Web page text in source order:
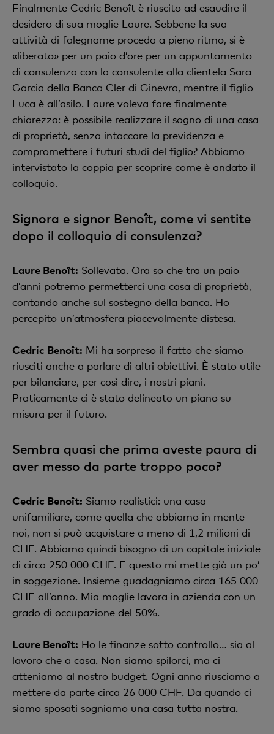
Finalmente Cedric Benoît è riuscito ad esaudire il
desidero di sua moglie Laure. Sebbene la sua
attività di falegname proceda a pieno ritmo, si è
«liberato» per un paio d’ore per un appuntamento
di consulenza con la consulente alla clientela Sara
Garcia della Banca Cler di Ginevra, mentre il figlio
Luca è all’asilo. Laure voleva fare finalmente
chiarezza: è possibile realizzare il sogno di una casa
di proprietà, senza intaccare la previdenza e
compromettere i futuri studi del figlio? Abbiamo
intervistato la coppia per scoprire come è andato il
colloquio.
Signora e signor Benoît, come vi sentite
dopo il colloquio di consulenza?
Laure Benoît: Sollevata. Ora so che tra un paio
d’anni potremo permetterci una casa di proprietà,
contando anche sul sostegno della banca. Ho
percepito un’atmosfera piacevolmente distesa.
Cedric Benoît: Mi ha sorpreso il fatto che siamo
riusciti anche a parlare di altri obiettivi. È stato utile
per bilanciare, per così dire, i nostri piani.
Praticamente ci è stato delineato un piano su
misura per il futuro.
Sembra quasi che prima aveste paura di
aver messo da parte troppo poco?
Cedric Benoît: Siamo realistici: una casa
unifamiliare, come quella che abbiamo in mente
noi, non si può acquistare a meno di 1,2 milioni di
CHF. Abbiamo quindi bisogno di un capitale iniziale
di circa 250 000 CHF. E questo mi mette già un po’
in soggezione. Insieme guadagniamo circa 165 000
CHF all’anno. Mia moglie lavora in azienda con un
grado di occupazione del 50%.
Laure Benoît: Ho le finanze sotto controllo… sia al
lavoro che a casa. Non siamo spilorci, ma ci
atteniamo al nostro budget. Ogni anno riusciamo a
mettere da parte circa 26 000 CHF. Da quando ci
siamo sposati sogniamo una casa tutta nostra.